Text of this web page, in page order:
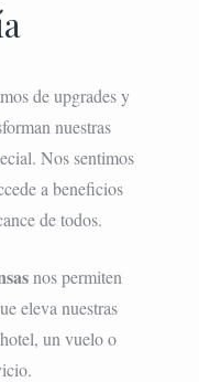
de upgrades y
nuestras
Nos sentimos
a beneficios
de todos.
nos permiten
eleva nuestras
un vuelo o